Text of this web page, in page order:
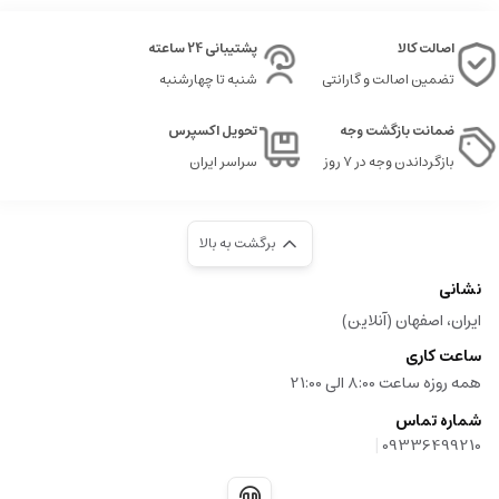
شخصیت این عطر، خاص و متفاوت است و تصور مردی که در دنیا جایگاه خاصی
۴.نتایج و ویژگی ها
قوی، مناسب برای شب ها و فضاهای رسمی
شب ها، قرارهای مهم، مهمانی های خاص و فصول سرد
عطر تی رز
یک ترکیب پیچیده، با شخصیت خاکی و چوبی است که نماد مردانگی، قدرت
و جذابیت است. این عطر برای مردانی که خواهان رایحه ای مرموز، قوی و خاص
هستند، بسیار مناسب است و می تواند بیانگر شخصیت متمایز و متفاوت آنها باشد.
اصالت کالا
تضمین اصالت و گارانتی
پشتیبانی 24 ساعته
شنبه تا چهارشنبه
ضمانت بازگشت وجه
بازگرداندن وجه در ۷ روز
تحویل اکسپرس
سراسر ایران
برگشت به بالا
نشانی
ایران، اصفهان (آنلاین)
ساعت کاری
همه روزه ساعت 8:00 الی 21:00
شماره تماس
09336499210
|